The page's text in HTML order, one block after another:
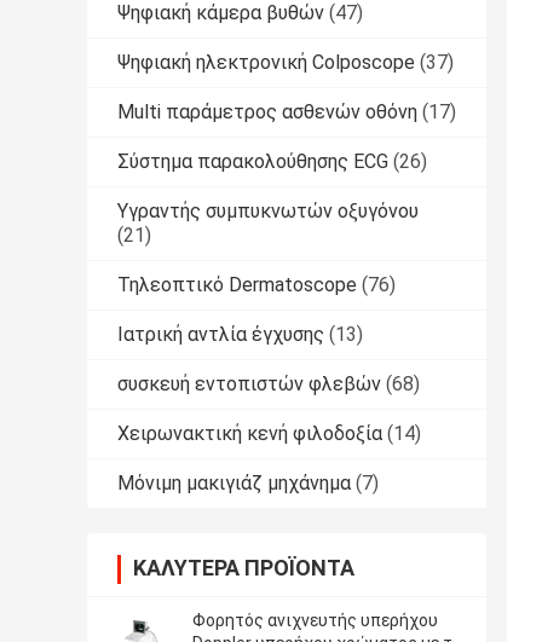
Ψηφιακή κάμερα βυθών (47)
Ψηφιακή ηλεκτρονική Colposcope (37)
Multi παράμετρος ασθενών οθόνη (17)
Σύστημα παρακολούθησης ECG (26)
Υγραντής συμπυκνωτών οξυγόνου
(21)
Τηλεοπτικό Dermatoscope (76)
Ιατρική αντλία έγχυσης (13)
συσκευή εντοπιστών φλεβών (68)
Χειρωνακτική κενή φιλοδοξία (14)
Μόνιμη μακιγιάζ μηχάνημα (7)
ΚΑΛΎΤΕΡΑ ΠΡΟΪΌΝΤΑ
Φορητός ανιχνευτής υπερήχου